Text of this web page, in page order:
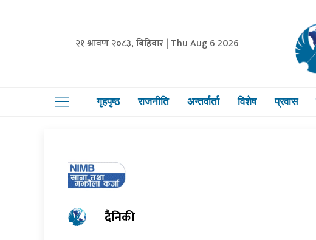
२१ श्रावण २०८३, बिहिबार | Thu Aug 6 2026
गृहपृष्ठ राजनीति अन्तर्वार्ता विशेष प्रवास
दैनिकी